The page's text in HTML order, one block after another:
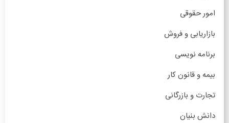
امور حقوقی
بازاریابی و فروش
برنامه نویسی
بیمه و قانون کار
تجارت و بازرگانی
دانش بنیان